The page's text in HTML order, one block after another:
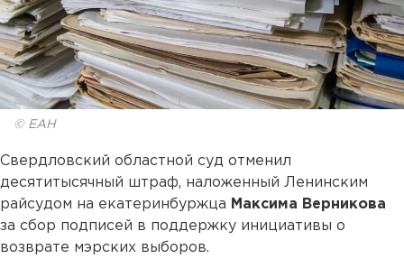
© ЕАН
Свердловский областной суд отменил
десятитысячный штраф, наложенный Ленинским
райсудом на екатеринбуржца Максима Верникова
за сбор подписей в поддержку инициативы о
возврате мэрских выборов.